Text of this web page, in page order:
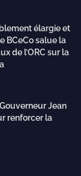
élargie et
BCeCo salue la
de l’ORC sur la
Jean
renforcer la